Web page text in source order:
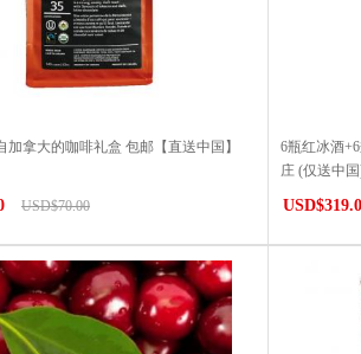
加拿大的咖啡礼盒 包邮【直送中国】
USD$70.00
6瓶红冰酒
庄 (仅送中